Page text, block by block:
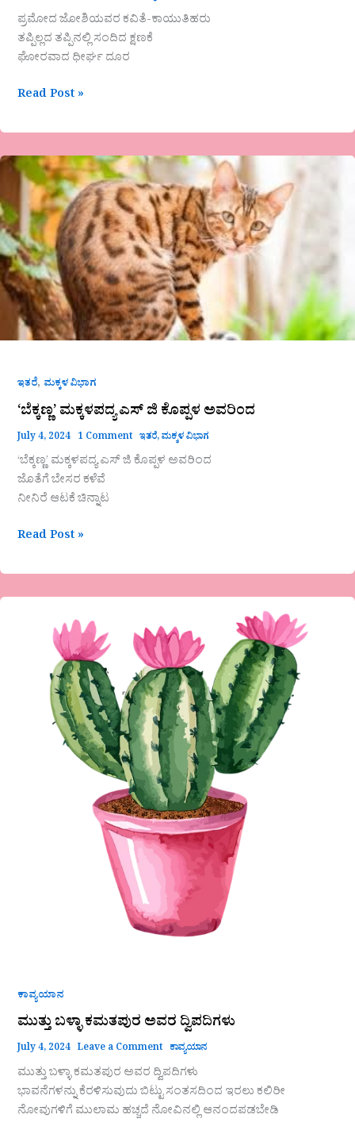
ಪ್ರಮೋದ ಜೋಶಿಯವರ ಕವಿತೆ-ಕಾಯುತಿಹರು
ತಪ್ಪಿಲ್ಲದ ತಪ್ಪಿನಲ್ಲಿ ಸಂದಿದ ಕ್ಷಣಕೆ
ಘೋರವಾದ ಧೀರ್ಘ ದೂರ
Read Post »
ಇತರೆ, ಮಕ್ಕಳ ವಿಭಾಗ
‘ಬೆಕ್ಕಣ್ಣ’ ಮಕ್ಕಳಪದ್ಯ ಎಸ್ ಜಿ ಕೊಪ್ಪಳ ಅವರಿಂದ
July 4, 2024 1 Comment ಇತರೆ,ಮಕ್ಕಳ ವಿಭಾಗ
‘ಬೆಕ್ಕಣ್ಣ’ ಮಕ್ಕಳಪದ್ಯ ಎಸ್ ಜಿ ಕೊಪ್ಪಳ ಅವರಿಂದ
ಜೊತೆಗೆ ಬೇಸರ ಕಳೆವೆ
ನೀನಿರೆ ಆಟಕೆ ಚಿನ್ನಾಟ
‘ಬೆಕ್ಕಣ್ಣ’
ಮಕ್ಕಳಪದ್ಯ
ಜಿ
ಕೊಪ್ಪಳ
ಅವರಿಂದ
Read Post »
ಕಾವ್ಯಯಾನ
ಮುತ್ತು ಬಳ್ಳಾ ಕಮತಪುರ ಅವರ ದ್ವಿಪದಿಗಳು
July 4, 2024 Leave a Comment ಕಾವ್ಯಯಾನ
ಮುತ್ತು ಬಳ್ಳಾ ಕಮತಪುರ ಅವರ ದ್ವಿಪದಿಗಳು
ಭಾವನೆಗಳನ್ನು ಕೆರಳಿಸುವುದು ಬಿಟ್ಟು ಸಂತಸದಿಂದ ಇರಲು ಕಲಿರೀ
ನೋವುಗಳಿಗೆ ಮುಲಾಮ ಹಚ್ಚದೆ ನೋವಿನಲ್ಲಿ ಆನಂದಪಡಬೇಡಿ
ಕಮತಪುರ
ದ್ವಿಪದಿಗಳು